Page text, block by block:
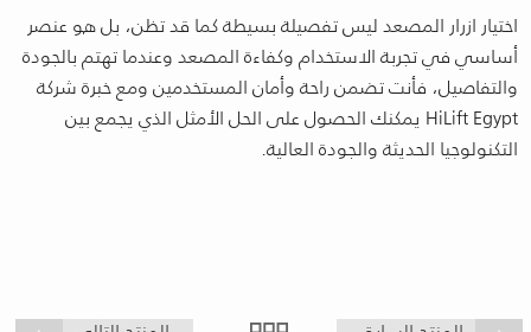
اختيار ازرار المصعد ليس تفصيلة بسيطة كما قد تظن، بل هو عنصر
أساسي في تجربة الاستخدام وكفاءة المصعد وعندما تهتم بالجودة
والتفاصيل، فأنت تضمن راحة وأمان المستخدمين ومع خبرة شركة
HiLift Egypt يمكنك الحصول على الحل الأمثل الذي يجمع بين
التكنولوجيا الحديثة والجودة العالية.